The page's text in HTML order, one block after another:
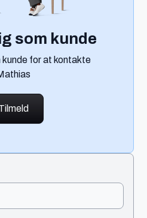
som kunde
for at kontakte